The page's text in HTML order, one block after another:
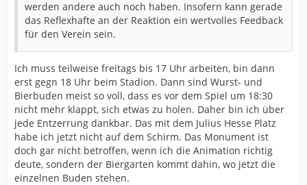
werden andere auch noch haben. Insofern kann gerade
das Reflexhafte an der Reaktion ein wertvolles Feedback
für den Verein sein.
Ich muss teilweise freitags bis 17 Uhr arbeiten, bin dann
erst gegn 18 Uhr beim Stadion. Dann sind Wurst- und
Bierbuden meist so voll, dass es vor dem Spiel um 18:30
nicht mehr klappt, sich etwas zu holen. Daher bin ich über
jede Entzerrung dankbar. Das mit dem Julius Hesse Platz
habe ich jetzt nicht auf dem Schirm. Das Monument ist
doch gar nicht betroffen, wenn ich die Animation richtig
deute, sondern der Biergarten kommt dahin, wo jetzt die
einzelnen Buden stehen.